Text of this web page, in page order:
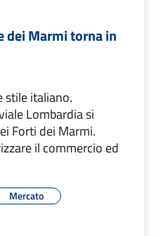
dei Marmi torna in
stile italiano.
Lombardia si
Forti dei Marmi.
il commercio ed
Mercato